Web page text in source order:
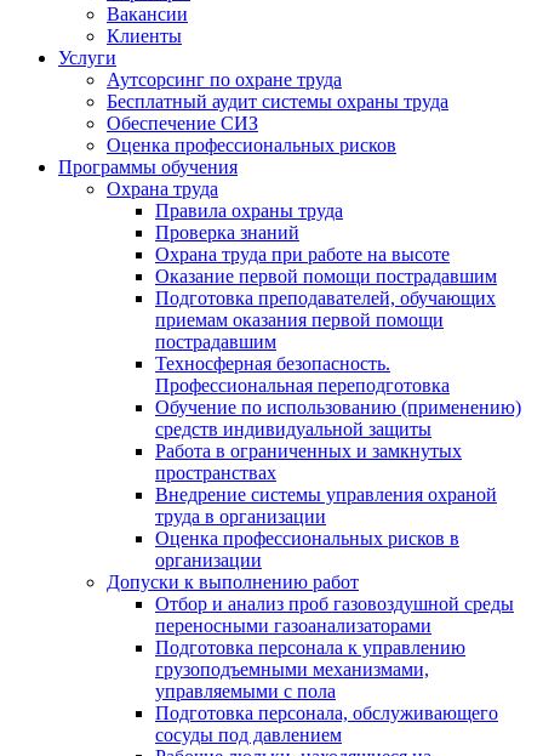
Вакансии
Клиенты
Услуги
Аутсорсинг по охране труда
Бесплатный аудит системы охраны труда
Обеспечение СИЗ
Оценка профессиональных рисков
Программы обучения
Охрана труда
Правила охраны труда
Проверка знаний
Охрана труда при работе на высоте
Оказание первой помощи пострадавшим
Подготовка преподавателей, обучающих
приемам оказания первой помощи
пострадавшим
Техносферная безопасность.
Профессиональная переподготовка
Обучение по использованию (применению)
средств индивидуальной защиты
Работа в ограниченных и замкнутых
пространствах
Внедрение системы управления охраной
труда в организации
Оценка профессиональных рисков в
организации
Допуски к выполнению работ
Отбор и анализ проб газовоздушной среды
переносными газоанализаторами
Подготовка персонала к управлению
грузоподъемными механизмами,
управляемыми с пола
Подготовка персонала, обслуживающего
сосуды под давлением